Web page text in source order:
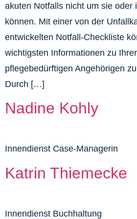
akuten Notfalls nicht um sie oder
können. Mit einer von der
entwickelten Notfall-Checkliste
wichtigsten Informationen zu
pflegebedürftigen Angehörigen
Durch […]
Nadine Kohly
Innendienst Case-Managerin
Katrin Thiemecke
Innendienst Buchhaltung